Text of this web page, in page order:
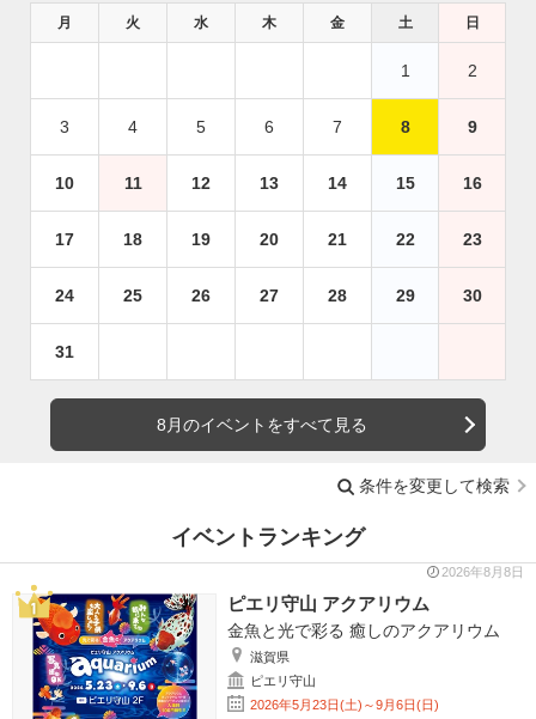
月 火 水 木 金 土 日
1 2
3 4 5 6 7 8 9
10 11 12 13 14 15 16
17 18 19 20 21 22 23
24 25 26 27 28 29 30
31
8月のイベントをすべて見る
条件を変更して検索
イベントランキング
2026年8月8日
ピエリ守山 アクアリウム
金魚と光で彩る 癒しのアクアリウム
滋賀県
ピエリ守山
2026年5月23日(土)～9月6日(日)